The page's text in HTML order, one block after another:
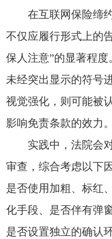
在互联网保险缔
不仅应履行形式上的
保人注意”的显著程
未经突出显示的符号
视觉强化，则可能被
影响免责条款的效力。
实践中，法院会
审查，综合考虑以下
是否使用加粗、标红
化手段、是否伴有弹
是否设置独立的确认